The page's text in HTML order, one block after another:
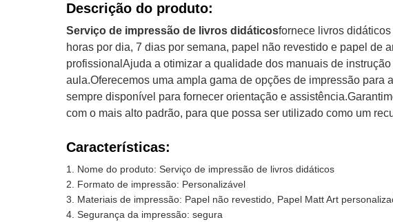
Descrição do produto:
Serviço de impressão de livros didáticosfornece livros
horas por dia, 7 dias por semana, papel não revestido e papel de
profissionalAjuda a otimizar a qualidade dos manuais de
aula.Oferecemos uma ampla gama de opções de impressão
sempre disponível para fornecer orientação e
com o mais alto padrão, para que possa ser utilizado como um
Características:
Nome do produto: Serviço de impressão de livros didáticos
Formato de impressão: Personalizável
Materiais de impressão: Papel não revestido, Papel Matt Art
Segurança da impressão: segura